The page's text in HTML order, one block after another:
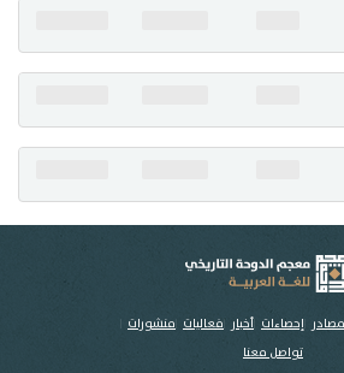
إحصاءات أخبار فعاليات منشورات
تواصل معنا